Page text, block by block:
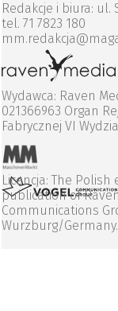
Redakcje i biura: ul.
tel. 71 7823 180
Wydawca: Raven
021366963 Organ
Fabrycznej VI
Licencja: The
publication of
Communications
Wurzburg/Germany.